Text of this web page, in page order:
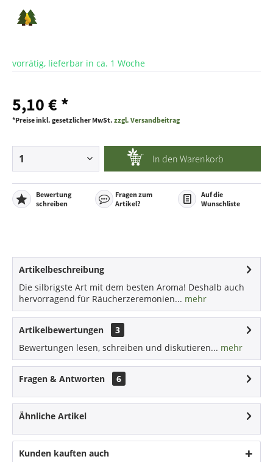
vorrätig, lieferbar in ca. 1 Woche
5,10 € *
*Preise inkl. gesetzlicher MwSt. zzgl. Versandbeitrag
In den Warenkorb
Bewertung
schreiben
Fragen zum
Artikel?
Auf die
Wunschliste
Artikelbeschreibung
Die silbrigste Art mit dem besten Aroma! Deshalb auch
hervorragend für Räucherzeremonien... mehr
Artikelbewertungen
3
Bewertungen lesen, schreiben und diskutieren... mehr
Fragen & Antworten 6
Ähnliche Artikel
Kunden kauften auch